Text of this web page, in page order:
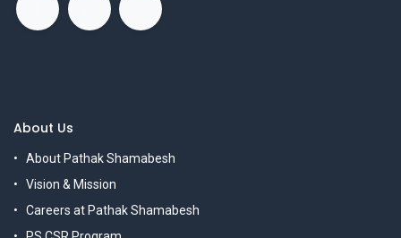
About Us
About Pathak Shamabesh
Vision & Mission
Careers at Pathak Shamabesh